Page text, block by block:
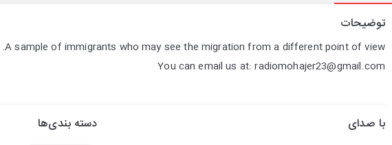
توضیحات
A sample of immigrants who may see the migration from a different point of view.
You can email us at: radiomohajer23@gmail.com
با صدای دسته بندی‌ها